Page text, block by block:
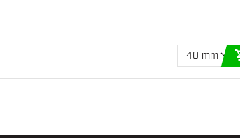
40 mm